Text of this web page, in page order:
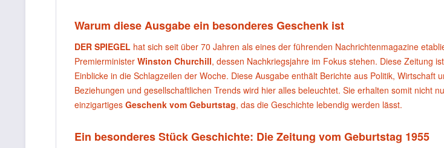
Warum diese Ausgabe ein besonderes Geschenk ist
DER SPIEGEL hat sich seit über 70 Jahren als eines der führenden Nachrichtenmagazine
Premierminister Winston Churchill, dessen Nachkriegsjahre im Fokus stehen. Diese Zeitung
Einblicke in die Schlagzeilen der Woche. Diese Ausgabe enthält Berichte aus Politik,
Beziehungen und gesellschaftlichen Trends wird hier alles beleuchtet. Sie erhalten somit nicht
einzigartiges Geschenk vom Geburtstag, das die Geschichte lebendig werden lässt.
Ein besonderes Stück Geschichte: Die Zeitung vom Geburtstag 1955